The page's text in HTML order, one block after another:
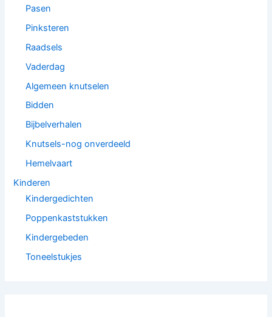
Pasen
Pinksteren
Raadsels
Vaderdag
Algemeen knutselen
Bidden
Bijbelverhalen
Knutsels-nog onverdeeld
Hemelvaart
Kinderen
Kindergedichten
Poppenkaststukken
Kindergebeden
Toneelstukjes